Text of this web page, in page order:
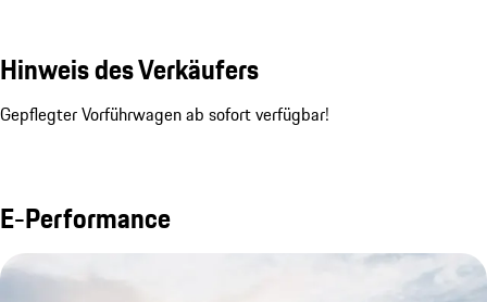
Hinweis des Verkäufers
Gepflegter Vorführwagen ab sofort verfügbar!
E-Performance